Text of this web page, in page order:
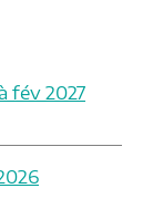
fév 2027